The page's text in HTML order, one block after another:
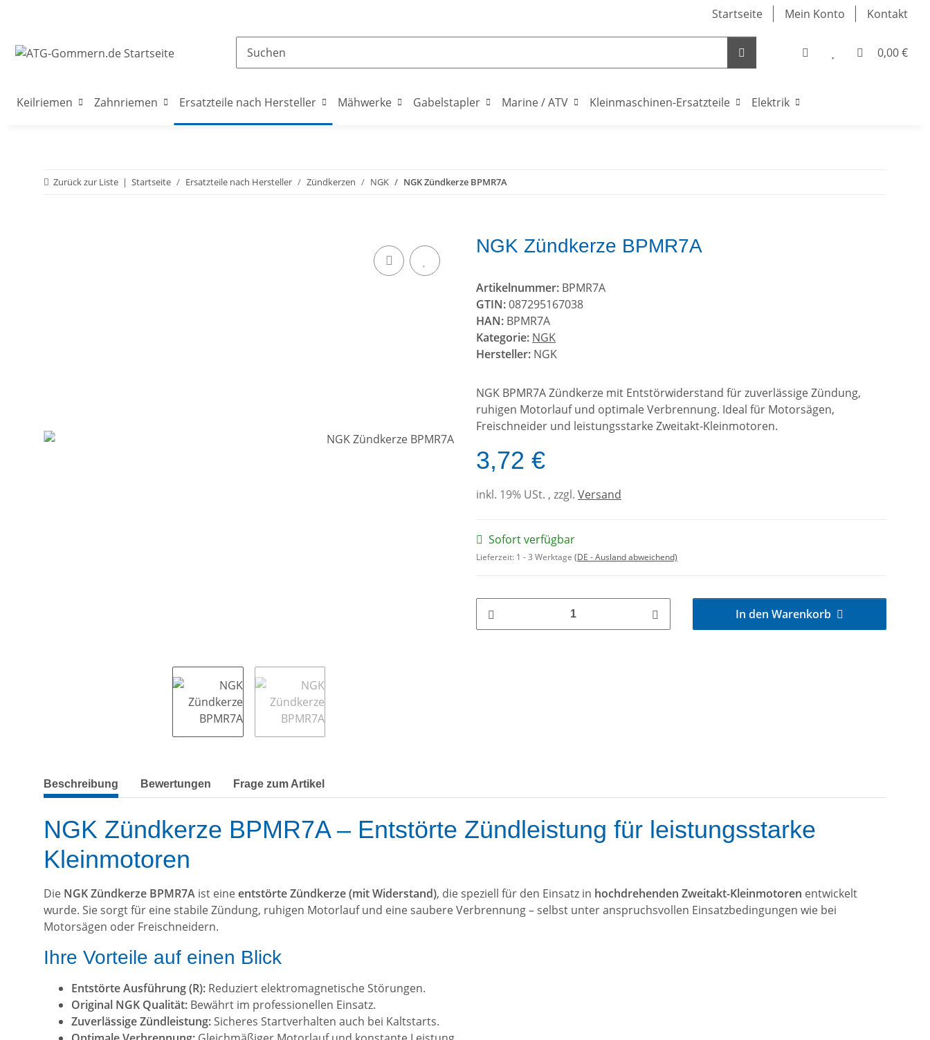
Startseite Mein Konto Kontakt
0,00 €
Keilriemen Zahnriemen Ersatzteile nach Hersteller Mähwerke Gabelstapler Marine / ATV Kleinmaschinen-Ersatzteile Elektrik
Zurück zur Liste Startseite Ersatzteile nach Hersteller Zündkerzen NGK NGK Zündkerze BPMR7A
NGK Zündkerze BPMR7A
Artikelnummer: BPMR7A
GTIN:087295167038
HAN: BPMR7A
Kategorie: NGK
Hersteller: NGK
NGK BPMR7A Zündkerze mit Entstörwiderstand für zuverlässige Zündung,
ruhigen Motorlauf und optimale Verbrennung. Ideal für Motorsägen,
Freischneider und leistungsstarke Zweitakt-Kleinmotoren.
3,72 €
inkl. 19% USt. , zzgl. Versand
Sofort verfügbar
Lieferzeit: 1 - 3 Werktage (DE - Ausland abweichend)
In den Warenkorb
weitere Registerkarten anzeigen
Beschreibung Bewertungen Frage zum Artikel
NGK Zündkerze BPMR7A – Entstörte Zündleistung für leistungsstarke
Kleinmotoren
Die NGK Zündkerze BPMR7A ist eineentstörte Zündkerze (mit Widerstand), die speziell für den Einsatz in hochdrehenden Zweitakt-Kleinmotoren entwickelt
wurde. Sie sorgt für eine stabile Zündung, ruhigen Motorlauf und eine saubere Verbrennung – selbst unter anspruchsvollen Einsatzbedingungen wie bei
Motorsägen oder Freischneidern.
Ihre Vorteile auf einen Blick
Entstörte Ausführung (R): Reduziert elektromagnetische Störungen.
Original NGK Qualität: Bewährt im professionellen Einsatz.
Zuverlässige Zündleistung: Sicheres Startverhalten auch bei Kaltstarts.